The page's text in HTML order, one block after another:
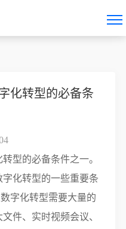
化转型的必备条
型的必备条件之一。
化转型的一些重要条
字化转型需要大量的
件、实时视频会议、